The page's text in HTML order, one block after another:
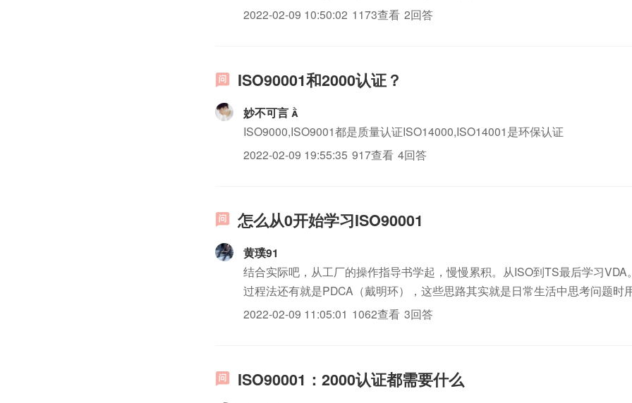
2022-02-09 10:50:02 1173查看 2回答
ISO90001和2000认证？
妙不可言 
ISO9000,ISO9001都是质量认证ISO14000,ISO14001是环保认证
2022-02-09 19:55:35 917查看 4回答
怎么从0开始学习ISO90001
黄璞91
结合实际吧，从工厂的操作指导书学起，慢慢累积。从ISO到TS最后学习VDA
过程法还有就是PDCA（戴明环），这些思路其实就是日常生活中思考问题时
式，不光是质量上用的。光看这标准，看10年也没用。真想理解的，现场学习
2022-02-09 11:05:01 1062查看 3回答
ISO90001：2000认证都需要什么